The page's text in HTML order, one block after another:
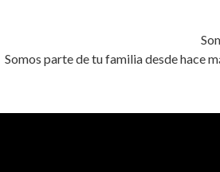
Somos parte de tu familia desde hace